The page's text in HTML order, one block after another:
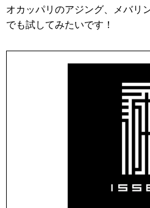
オカッパリのアジング、メバリ
でも試してみたいです！